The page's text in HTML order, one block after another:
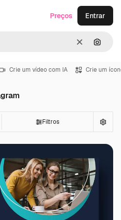
Limpar
Preços Entrar
Crie um vídeo com IA Crie um
Filtros